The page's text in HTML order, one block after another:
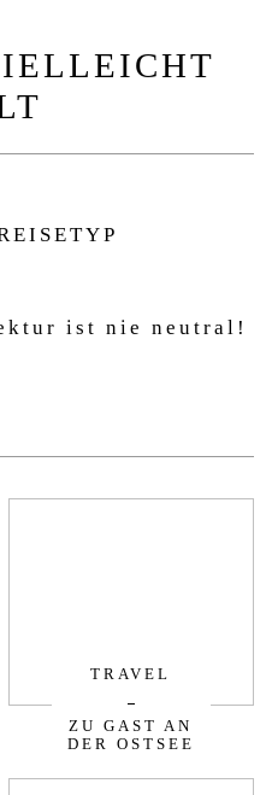
ist nie neutral!
TRAVEL
ZU GAST AN
DER OSTSEE